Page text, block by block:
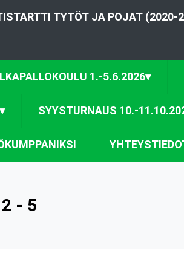
TYTÖT JA POJAT (2020-
1.-5.6.2026▾
▾ SYYSTURNAUS 10.-
2 - 5